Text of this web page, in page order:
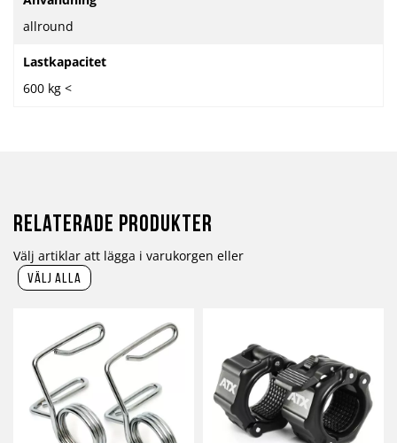
allround
Lastkapacitet
600 kg <
Relaterade produkter
Välj artiklar att lägga i varukorgen eller
välj alla